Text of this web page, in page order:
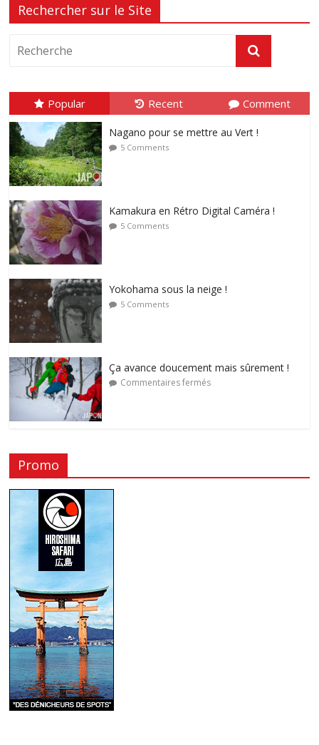
Rechercher sur le Site
Popular Recent Comment
Nagano pour se mettre au Vert !
5 Comments
Kamakura en Rétro Digital Caméra !
5 Comments
Yokohama sous la neige !
5 Comments
Ça avance doucement mais sûrement !
Commentaires fermés
Promo